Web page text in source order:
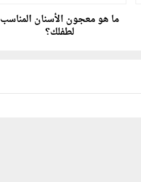
ما هو معجون الأسنان المناسب
لطفلك؟